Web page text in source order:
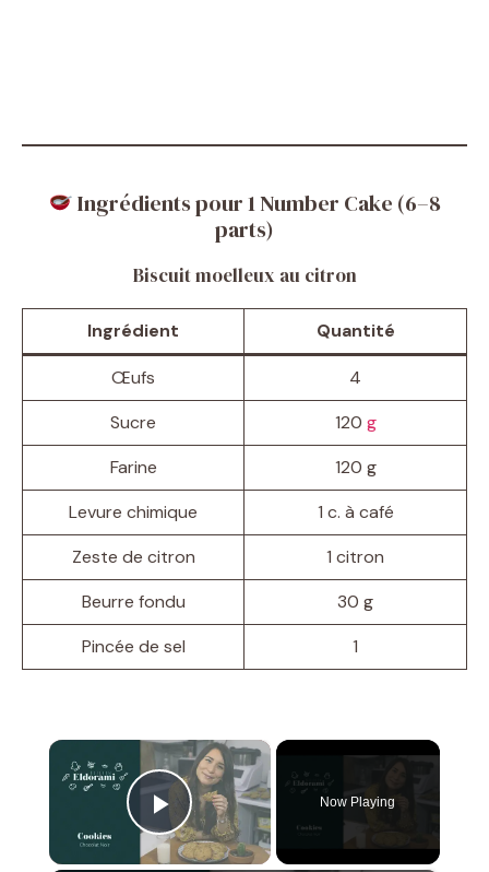
Ingrédients pour 1 Number Cake (6–8
parts)
Biscuit moelleux au citron
Ingrédient Quantité
Œufs
4
Sucre
120 g
Farine
120 g
Levure chimique
1 c. à café
Zeste de citron
1 citron
Beurre fondu
30 g
Pincée de sel
1
×
Play Video
Now Playing